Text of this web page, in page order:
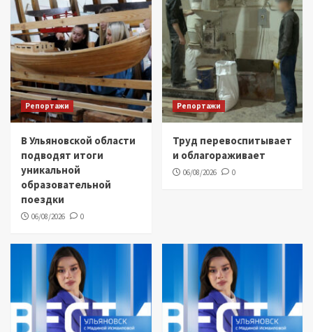
Репортажи
В Ульяновской области
подводят итоги
уникальной
образовательной
поездки
06/08/2026 0
Репортажи
Труд перевоспитывает
и облагораживает
06/08/2026 0